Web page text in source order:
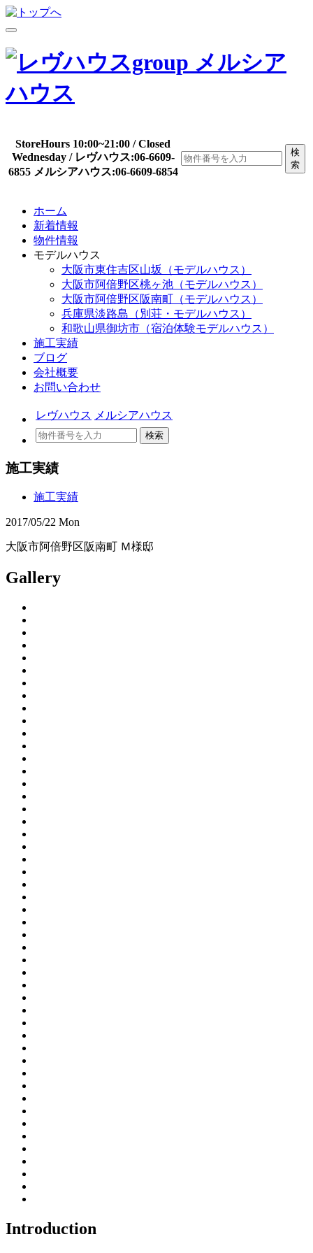
StoreHours 10:00~21:00 / Closed
Wednesday / レヴハウス:06-6609-
6855 メルシアハウス:06-6609-6854
検
索
ホーム
新着情報
物件情報
モデルハウス
大阪市東住吉区山坂（モデルハウス）
大阪市阿倍野区桃ヶ池（モデルハウス）
大阪市阿倍野区阪南町（モデルハウス）
兵庫県淡路島（別荘・モデルハウス）
和歌山県御坊市（宿泊体験モデルハウス）
施工実績
ブログ
会社概要
お問い合わせ
レヴハウス メルシアハウス
検索
施工実績
施工実績
2017/05/22 Mon
大阪市阿倍野区阪南町 Ｍ様邸
Gallery
Introduction